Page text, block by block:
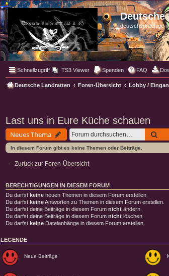
Deutsche
deutschsprachige
Schnellzugriff TS3 Viewer Spenden FAQ
Deutsche Landratten Foren-Übersicht Lobby /
Last uns in Eure Küche schauen
Neues Thema
In diesem Forum gibt es keine Themen oder Beiträge.
Zurück zur Foren-Übersicht
BERECHTIGUNGEN IN DIESEM FORUM
Du darfst keine neuen Themen in diesem Forum erstellen.
Du darfst keineAntworten zu Themen in diesem Forum erstellen.
Du darfst deine Beiträge in diesem Forum nicht ändern.
Du darfst deine Beiträge in diesem Forum nicht löschen.
Du darfst keine Dateianhänge in diesem Forum erstellen.
LEGENDE
Neue Beiträge